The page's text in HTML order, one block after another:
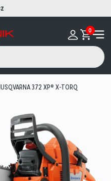
0
372 XP® X-TORQ